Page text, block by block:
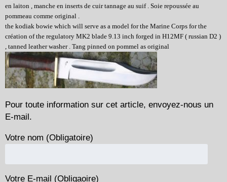
en laiton , manche en inserts de cuir tannage au suif . Soie repoussée au
pommeau comme original .
the kodiak bowie which will serve as a model for the Marine Corps for the
création of the regulatory MK2 blade 9.13 inch forged in H12MF ( russian D2 )
, tanned leather washer . Tang pinned on pommel as original
Pour toute information sur cet article, envoyez-nous un
E-mail.
Votre nom (Obligatoire)
Votre E-mail (Obligaoire)